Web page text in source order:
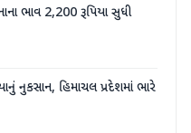
ભાવ 2,200 રૂપિયા સુધી
નુકસાન, હિમાચલ પ્રદેશમાં ભારે